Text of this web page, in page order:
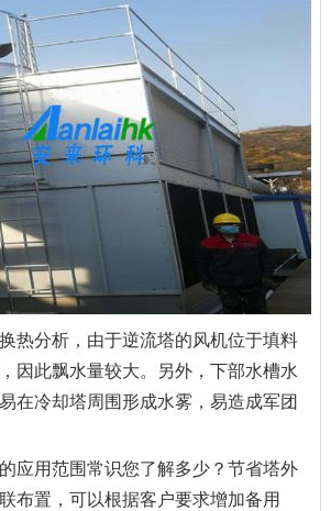
热分析，由于逆流塔的风机位于填料
因此飘水量较大。另外，下部水槽水
在冷却塔周围形成水雾，易造成军团
应用范围常识您了解多少？节省塔外
布置，可以根据客户要求增加备用